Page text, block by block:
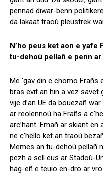
pennad diwar-benn
da lakaat traoù pleustrek
N’ho peus ket aon e yafe
tu-dehoù pellañ e penn ar
Me ‘gav din e chomo Frañs
bras evit an hin a vez savet
vije d’an UE da bouezañ
ar reolennoù ha Frañs a
arc’hant. Emañ ar skiant en
ne c’hello ket an traoù
Memes an tu-dehoù pellañ
pezh a sell eus ar Stadoù-
hag-eñ e teuio en-dro ar vro